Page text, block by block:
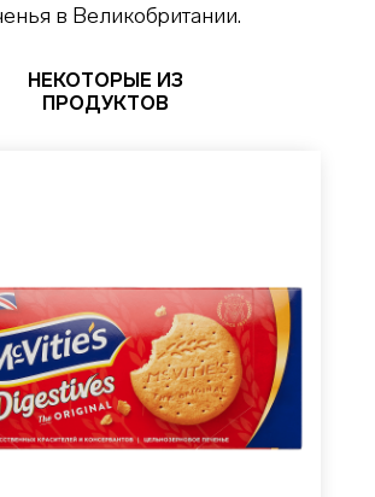
в Великобритании.
НЕКОТОРЫЕ ИЗ
ПРОДУКТОВ